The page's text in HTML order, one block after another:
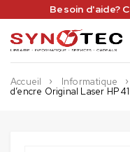
Besoin d'aide?
Accueil Informatique
d’encre Original Laser HP